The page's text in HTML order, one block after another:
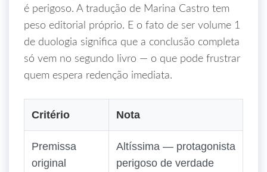
é perigoso. A tradução de Marina Castro tem
peso editorial próprio. E o fato de ser volume 1
de duologia significa que a conclusão completa
só vem no segundo livro — o que pode frustrar
quem espera redenção imediata.
Critério Nota
Premissa
original
Altíssima — protagonista
perigoso de verdade